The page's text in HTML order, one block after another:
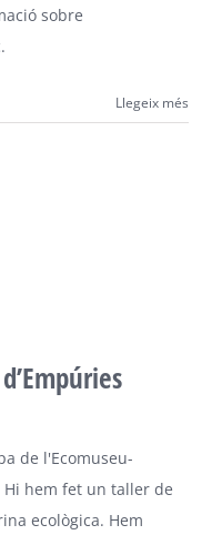
sobre
Llegeix més
de l'Ecomuseu-
Hi hem fet un taller de
ecològica. Hem